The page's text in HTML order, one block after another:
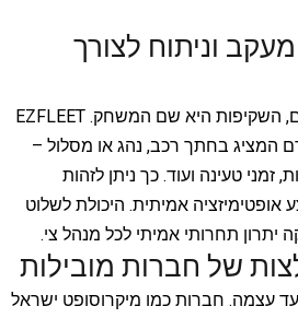
וניתוח לצורך
בניהול צי רכב דיגיטלי חכם, השקיפות היא שם המשחק. EZFLEET
המציג בחתך רכב, נהג או מסלול –
זמני טעינה ועוד. כך ניתן לזהות
אופטימיזציה אמיתית. היכולת לשלוט
יתרון תחרותי אמיתי לכל מנהל צי.
של חברות מובילות
עצמה. חברות כמו מיקרוסופט ישראל